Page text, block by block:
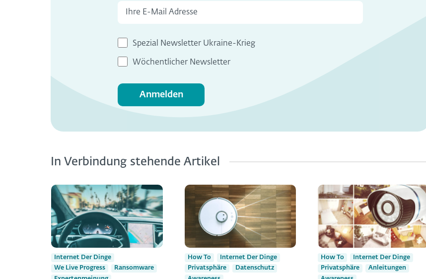
Spezial Newsletter Ukraine-Krieg
Wöchentlicher Newsletter
Anmelden
In Verbindung stehende Artikel
Internet Der Dinge
We Live Progress
Ransomware
How To
Internet Der Dinge
Privatsphäre
Datenschutz
How To
Internet Der Dinge
Privatsphäre
Anleitungen